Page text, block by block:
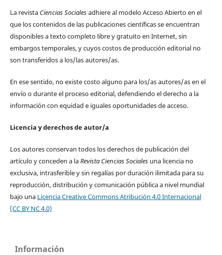
La revista Ciencias Socialesadhiere al modelo Acceso Abierto en el
que los contenidos de las publicaciones científicas se encuentran
disponibles a texto completo libre y gratuito en Internet, sin
embargos temporales, y cuyos costos de producción editorial no
son transferidos a los/las autores/as.
En ese sentido, no existe costo alguno para los/as autores/as en el
envío o durante el proceso editorial, defendiendo el derecho a la
información con equidad e iguales oportunidades de acceso.
Licencia y derechos de autor/a
Los autores conservan todos los derechos de publicación del
artículo y conceden a laRevista Ciencias Socialesuna licencia no
exclusiva, intrasferible y sin regalías por duración ilimitada para su
reproducción, distribución y comunicación pública a nivel mundial
bajo una Licencia Creative Commons Atribución 4.0 Internacional
(CC BY NC 4.0)
Información